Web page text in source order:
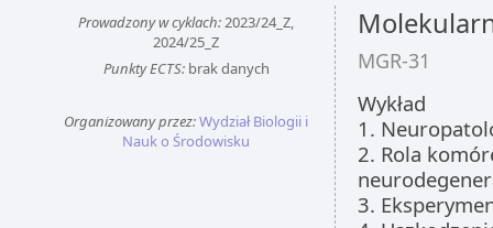
Prowadzony w cyklach:2023/24_Z,
2024/25_Z
Punkty ECTS:brak danych
Organizowany przez:Wydział Biologii i
Nauk o Środowisku
MGR-31
Wykład
1.
2. Rola
3.